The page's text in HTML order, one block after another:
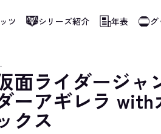
ツ シリーズ紹介 年表
指定した言語に切り替わらないページは、ブ
面ライダージャ
ーアギレラ with
クス